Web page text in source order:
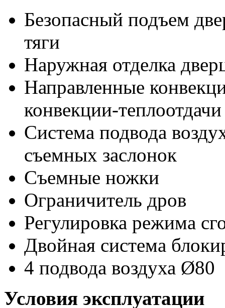
Безопасный подъем
тяги
Наружная отделка
Направленные
конвекции-теплоотдачи
Система подвода
съемных заслонок
Съемные ножки
Ограничитель дров
Регулировка режима
Двойная система
4 подвода воздуха Ø80
Условия эксплуатации